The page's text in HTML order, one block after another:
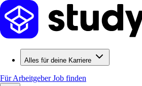
Alles für deine Karriere
Für ArbeitgeberJob finden